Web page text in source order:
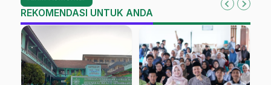
REKOMENDASI UNTUK ANDA